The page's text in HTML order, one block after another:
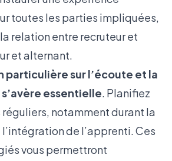
toutes les parties impliquées,
relation entre recruteur et
et alternant.
particulière sur l’écoute et la
essentielle. Planifiez
notamment durant la
de l’apprenti. Ces
vous permettront